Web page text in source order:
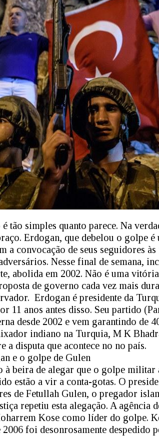
tão simples quanto parece. Na
Erdogan, que debelou o golpe
a convocação de seus seguidores
Nesse final de semana,
abolida em 2002. Não é uma
de governo cada vez mais
Erdogan é presidente da
anos antes disso. Seu partido
desde 2002 e vem garantindo de
indiano na Turquia, M K
a disputa que acontece no no país.
e o golpe de Gulen
à beira de alegar que o golpe
estão a vir a conta-gotas. O
de Fetullah Gulen, o pregador
repetiu esta alegação. A agência
Kose como líder do golpe.
2006 foi desonrosamente